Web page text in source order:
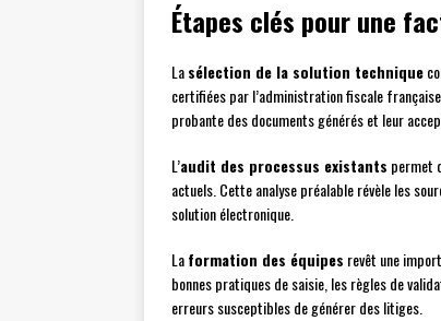
Étapes clés pour une
Lasélection de la solution technique
certifiées par l’administration fiscale
probante des documents générés et leur
L’audit des processus existants permet
actuels. Cette analyse préalable révèle les
solution électronique.
Laformation des équipes revêt une
bonnes pratiques de saisie, les règles de
erreurs susceptibles de générer des litiges.